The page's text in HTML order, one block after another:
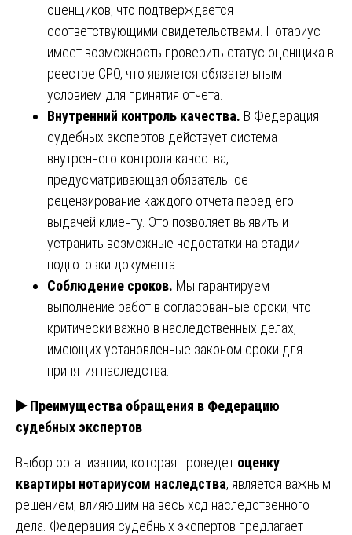
оценщиков, что подтверждается
соответствующими свидетельствами. Нотариус
имеет возможность проверить статус оценщика в
реестре СРО, что является обязательным
условием для принятия отчета.
Внутренний контроль качества. В Федерация
судебных экспертов действует система
внутреннего контроля качества,
предусматривающая обязательное
рецензирование каждого отчета перед его
выдачей клиенту. Это позволяет выявить и
устранить возможные недостатки на стадии
подготовки документа.
Соблюдение сроков. Мы гарантируем
выполнение работ в согласованные сроки, что
критически важно в наследственных делах,
имеющих установленные законом сроки для
принятия наследства.
▶️ Преимущества обращения в Федерацию
судебных экспертов
Выбор организации, которая проведет оценку
квартиры нотариусом наследства, является важным
решением, влияющим на весь ход наследственного
дела. Федерация судебных экспертов предлагает